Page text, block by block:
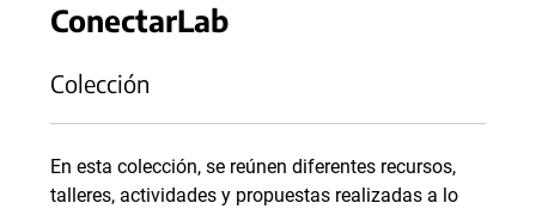
ConectarLab
Colección
En esta colección, se reúnen diferentes recursos,
talleres, actividades y propuestas realizadas a lo